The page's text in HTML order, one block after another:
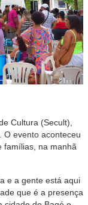
Cultura (Secult),
O evento aconteceu
famílias, na manhã
e a gente está aqui
que é a presença